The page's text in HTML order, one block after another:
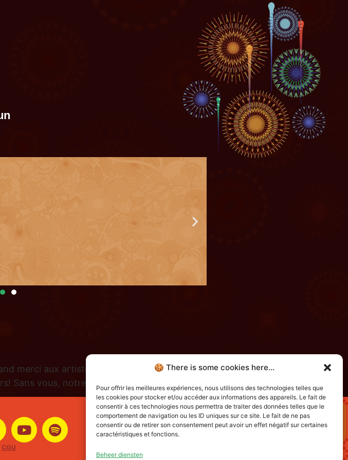
🍪 There is some cookies here...
Pour offrir les meilleures expériences, nous utilisons des technologies telles que
les cookies pour stocker et/ou accéder aux informations des appareils. Le fait de
consentir à ces technologies nous permettra de traiter des données telles que le
comportement de navigation ou les ID uniques sur ce site. Le fait de ne pas
consentir ou de retirer son consentement peut avoir un effet négatif sur certaines
caractéristiques et fonctions.
Beheer diensten
merci aux artistes et aux bénévoles pour leur participation et
Sans vous, notre utopie ne pourrait perdurer ?
CGU
avec le soutien de